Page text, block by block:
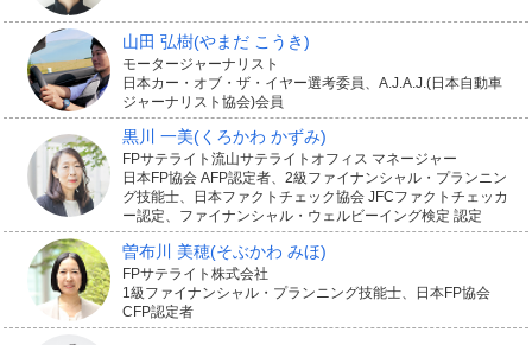
山田 弘樹(やまだ こうき)
モータージャーナリスト
日本カー・オブ・ザ・イヤー選考委員、A.J.A.J.(日本自動車
ジャーナリスト協会)会員
黒川 一美(くろかわ かずみ)
FPサテライト流山サテライトオフィス マネージャー
日本FP協会 AFP認定者、2級ファイナンシャル・プランニン
グ技能士、日本ファクトチェック協会 JFCファクトチェッカ
ー認定、ファイナンシャル・ウェルビーイング検定 認定
曽布川 美穂(そぶかわ みほ)
FPサテライト株式会社
1級ファイナンシャル・プランニング技能士、日本FP協会
CFP認定者